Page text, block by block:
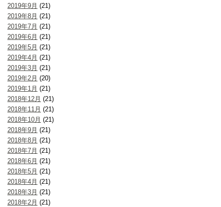
2019年9月 (21)
2019年8月 (21)
2019年7月 (21)
2019年6月 (21)
2019年5月 (21)
2019年4月 (21)
2019年3月 (21)
2019年2月 (20)
2019年1月 (21)
2018年12月 (21)
2018年11月 (21)
2018年10月 (21)
2018年9月 (21)
2018年8月 (21)
2018年7月 (21)
2018年6月 (21)
2018年5月 (21)
2018年4月 (21)
2018年3月 (21)
2018年2月 (21)